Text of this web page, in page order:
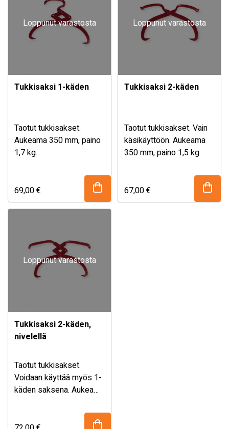
Loppunut varastosta
Tukkisaksi 1-käden
Taotut tukkisakset.
Aukeama 350 mm, paino
1,7 kg.
69,00€
Loppunut varastosta
Tukkisaksi 2-käden
Taotut tukkisakset. Vain
käsikäyttöön. Aukeama
350 mm, paino 1,5 kg.
67,00€
Loppunut varastosta
Tukkisaksi 2-käden,
nivelellä
Taotut tukkisakset.
Voidaan käyttää myös 1-
käden saksena. Aukeama